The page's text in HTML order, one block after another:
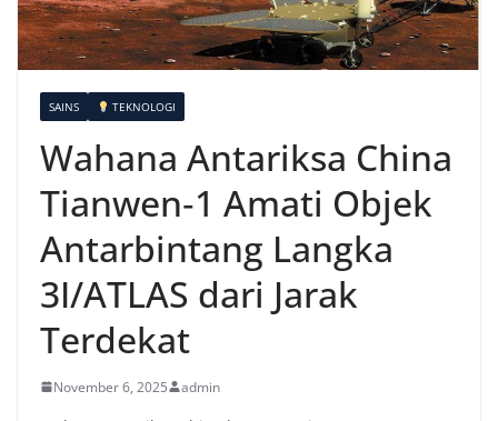
SAINS TEKNOLOGI
Wahana Antariksa China
Tianwen‑1 Amati Objek
Antarbintang Langka
3I/ATLAS dari Jarak
Terdekat
November 6, 2025 admin